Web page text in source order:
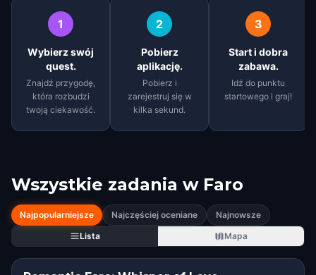
1
Wybierz swój
quest.
Znajdź przygodę,
która rozbudzi
twoją ciekawość.
2
Pobierz
aplikację.
Pobierz i
zarejestruj się w
kilka sekund.
3
Start i dobra
zabawa.
Idź do punktu
startowego i graj!
Wszystkie zadania w Faro
Najpopularniejsze Najczęściej oceniane
Najnowsze
Lista
Mapa